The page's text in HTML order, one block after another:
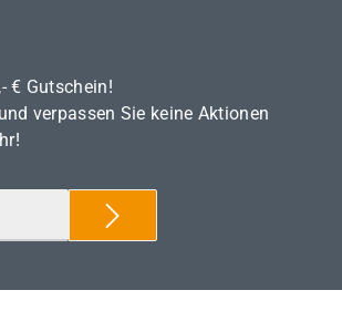
€ Gutschein!
verpassen Sie keine Aktionen